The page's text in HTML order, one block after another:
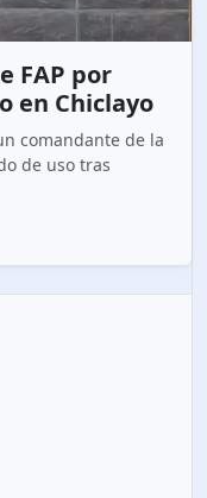
FAP por
en Chiclayo
comandante de la
de uso tras